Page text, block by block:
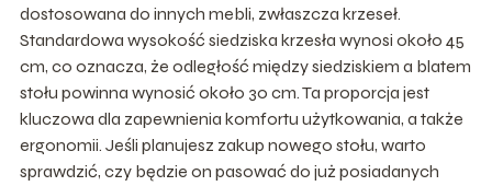
dostosowana do innych mebli, zwłaszcza krzeseł.
Standardowa wysokość siedziska krzesła wynosi około 45
cm, co oznacza, że odległość między siedziskiem a blatem
stołu powinna wynosić około 30 cm. Ta proporcja jest
kluczowa dla zapewnienia komfortu użytkowania, a także
ergonomii. Jeśli planujesz zakup nowego stołu, warto
sprawdzić, czy będzie on pasować do już posiadanych